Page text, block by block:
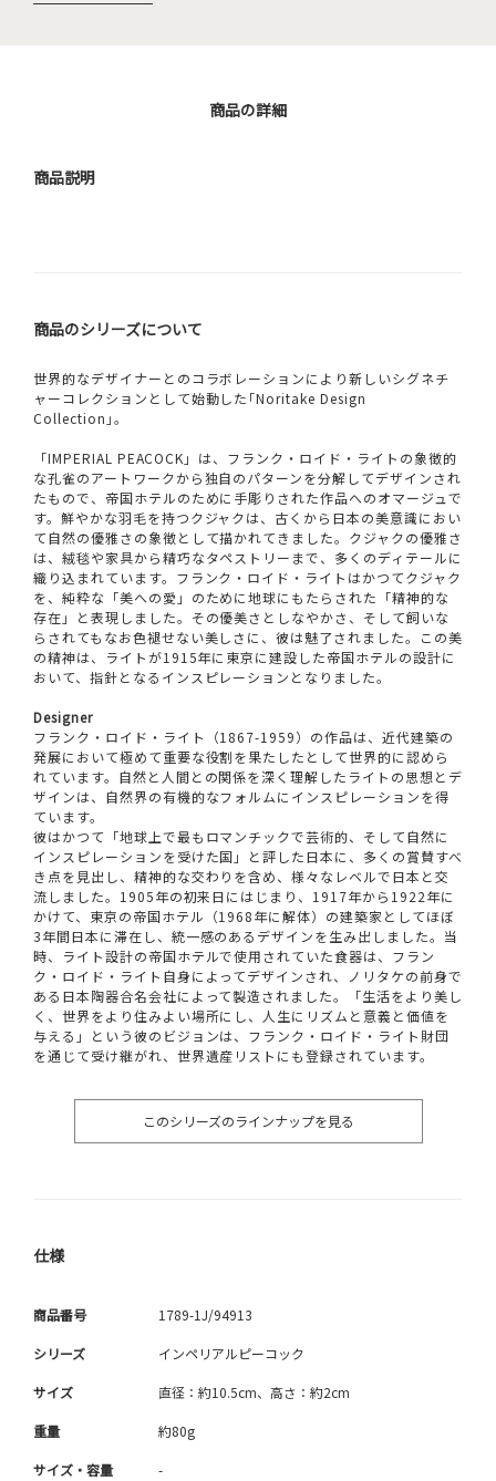
商品の詳細
商品説明
商品のシリーズについて
世界的なデザイナーとのコラボレーションにより新しいシグネチ
ャーコレクションとして始動した｢Noritake Design
Collection｣。
「IMPERIAL PEACOCK」は、フランク・ロイド・ライトの象徴的
な孔雀のアートワークから独自のパターンを分解してデザインされ
たもので、帝国ホテルのために手彫りされた作品へのオマージュで
す。鮮やかな羽毛を持つクジャクは、古くから日本の美意識におい
て自然の優雅さの象徴として描かれてきました。クジャクの優雅さ
は、絨毯や家具から精巧なタペストリーまで、多くのディテールに
織り込まれています。フランク・ロイド・ライトはかつてクジャク
を、純粋な「美への愛」のために地球にもたらされた「精神的な
存在」と表現しました。その優美さとしなやかさ、そして飼いな
らされてもなお色褪せない美しさに、彼は魅了されました。この美
の精神は、ライトが1915年に東京に建設した帝国ホテルの設計に
おいて、指針となるインスピレーションとなりました。
Designer
フランク・ロイド・ライト（1867-1959）の作品は、近代建築の
発展において極めて重要な役割を果たしたとして世界的に認めら
れています。自然と人間との関係を深く理解したライトの思想とデ
ザインは、自然界の有機的なフォルムにインスピレーションを得
ています。
彼はかつて「地球上で最もロマンチックで芸術的、そして自然に
インスピレーションを受けた国」と評した日本に、多くの賞賛すべ
き点を見出し、精神的な交わりを含め、様々なレベルで日本と交
流しました。1905年の初来日にはじまり、1917年から1922年に
かけて、東京の帝国ホテル（1968年に解体）の建築家としてほぼ
3年間日本に滞在し、統一感のあるデザインを生み出しました。当
時、ライト設計の帝国ホテルで使用されていた食器は、フラン
ク・ロイド・ライト自身によってデザインされ、ノリタケの前身で
ある日本陶器合名会社によって製造されました。「生活をより美し
く、世界をより住みよい場所にし、人生にリズムと意義と価値を
与える」という彼のビジョンは、フランク・ロイド・ライト財団
を通じて受け継がれ、世界遺産リストにも登録されています。
このシリーズのラインナップを見る
仕様
商品番号 1789-1J/94913
シリーズ インペリアルピーコック
サイズ 直径：約10.5cm、高さ：約2cm
重量 約80g
サイズ・容量 -